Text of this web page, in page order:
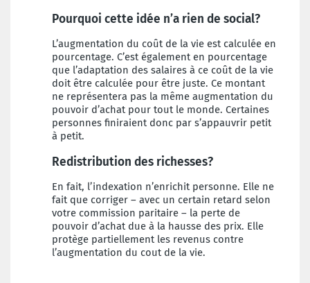
Pourquoi cette idée n’a rien de social?
L’augmentation du coût de la vie est calculée en
pourcentage. C’est également en pourcentage
que l’adaptation des salaires à ce coût de la vie
doit être calculée pour être juste. Ce montant
ne représentera pas la même augmentation du
pouvoir d’achat pour tout le monde. Certaines
personnes finiraient donc par s’appauvrir petit
à petit.
Redistribution des richesses?
En fait, l’indexation n’enrichit personne. Elle ne
fait que corriger – avec un certain retard selon
votre commission paritaire – la perte de
pouvoir d’achat due à la hausse des prix. Elle
protège partiellement les revenus contre
l’augmentation du cout de la vie.